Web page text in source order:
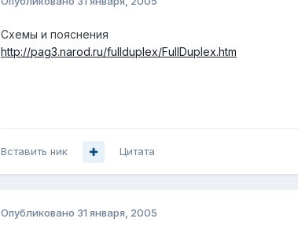
Схемы и пояснения
http://pag3.narod.ru/fullduplex/FullDuplex.htm
Вставить ник Цитата
Опубликовано 31 января, 2005